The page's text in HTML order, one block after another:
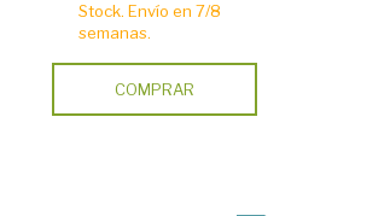
Stock. Envío en 7/8
semanas.
COMPRAR